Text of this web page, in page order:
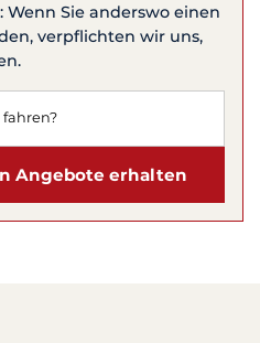
Sie anderswo einen
verpflichten wir uns,
Angebote erhalten